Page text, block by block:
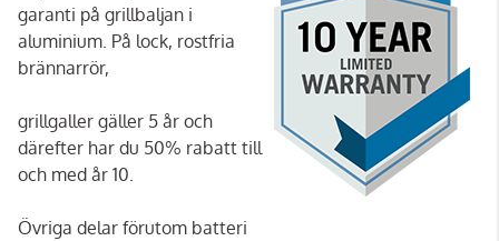
garanti på grillbaljan i
aluminium. På lock, rostfria
brännarrör,
grillgaller gäller 5 år och
därefter har du 50% rabatt till
och med år 10.
Övriga delar förutom batteri